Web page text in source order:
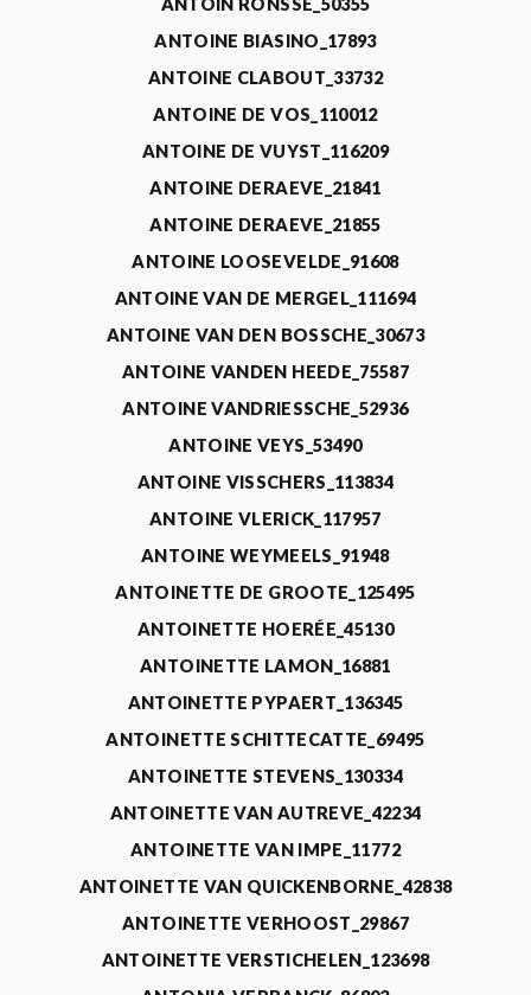
ANTOIN RONSSE_50355
ANTOINE BIASINO_17893
ANTOINE CLABOUT_33732
ANTOINE DE VOS_110012
ANTOINE DE VUYST_116209
ANTOINE DERAEVE_21841
ANTOINE DERAEVE_21855
ANTOINE LOOSEVELDE_91608
ANTOINE VAN DE MERGEL_111694
ANTOINE VAN DEN BOSSCHE_30673
ANTOINE VANDEN HEEDE_75587
ANTOINE VANDRIESSCHE_52936
ANTOINE VEYS_53490
ANTOINE VISSCHERS_113834
ANTOINE VLERICK_117957
ANTOINE WEYMEELS_91948
ANTOINETTE DE GROOTE_125495
ANTOINETTE HOERÉE_45130
ANTOINETTE LAMON_16881
ANTOINETTE PYPAERT_136345
ANTOINETTE SCHITTECATTE_69495
ANTOINETTE STEVENS_130334
ANTOINETTE VAN AUTREVE_42234
ANTOINETTE VAN IMPE_11772
ANTOINETTE VAN QUICKENBORNE_42838
ANTOINETTE VERHOOST_29867
ANTOINETTE VERSTICHELEN_123698